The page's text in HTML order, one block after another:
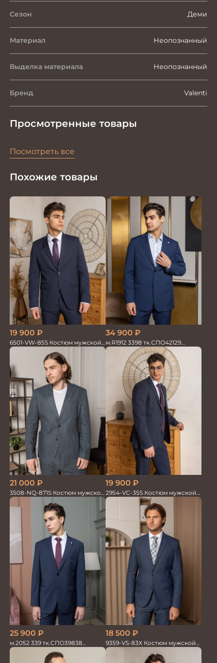
Сезон Деми
Материал Неопознанный
Выделка материала Неопознанный
Бренд Valenti
Просмотренные товары
Посмотреть все
Похожие товары
19 900 ₽
6501-VW-85S Костюм мужской
двойка
34 900 ₽
м.R1912 3398 тк.СПО42129
Костюм мужской
21 000 ₽
3508-NQ-871S Костюм мужской
двойка со льном в елочку
19 900 ₽
2954-VC-35S Костюм мужской
двойка
25 900 ₽
м.2052 339 тк.СПО39838
Костюм мужской
18 500 ₽
9359-VS-83X Костюм мужской
двойка